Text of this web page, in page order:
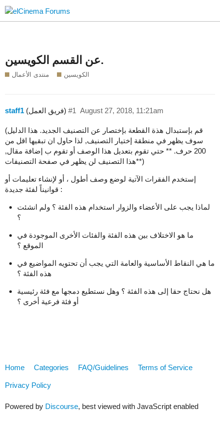
عن القسم الكويسين.
منتدى الأعمال الكويسين
staff1 (فريق العمل) August 27, 2018, 11:21am
#1
(قم بإستبدال هذة القطعة بإختصار عن التصنيف الجديد. هذا الدليل
سوف يظهر في منطقة إختيار التصنيف, لذا حاول ان تبقيها اقل من
200 حرف. ** حتي تقوم بتعديل هذا الوصف أو تقوم ب إضافة مقال,
هذا التصنيف لن يظهر في صفحة التصنيفات**)
إستخدم الفقرات الآتية لوضع وصف أطول ، أو لإنشاء تعليمات أو
قوانيناً لفئة جديدة :
لماذا يجب على الأعضاء والزوار استخدام هذه الفئة ؟ ولم انشئت
؟
ما هو الاختلاف بين هذه الفئة والفئات الأخرى الموجودة في
الموقع ؟
ما هي النقاط الأساسية والعامة التي يجب أن تحتويه المواضيع في
هذه الفئة ؟
هل نحتاج حقا إلى هذه الفئة ؟ وهل نستطيع دمجها مع فئة رئيسية
أو فئة فرعية أخرى ؟
Home Categories FAQ/Guidelines Terms of Service
Privacy Policy
Powered by Discourse, best viewed with JavaScript enabled